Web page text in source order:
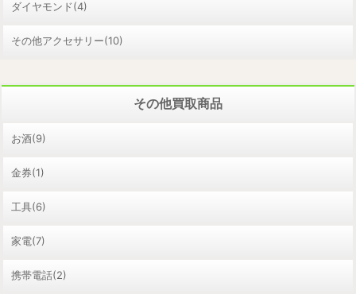
ダイヤモンド(4)
その他アクセサリー(10)
その他買取商品
お酒(9)
金券(1)
工具(6)
家電(7)
携帯電話(2)